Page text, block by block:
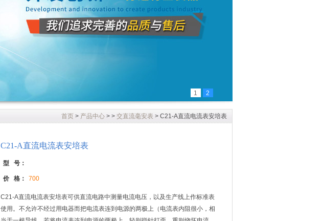
1 2
首页 > 产品中心 > > 交直流毫安表 > C21-A直流电流表安培表
C21-A直流电流表安培表
型 号：
价 格： 700
C21-A直流电流表安培表可供直流电路中测量电流电压，以及生产线上作标准表
使用。不允许不经过用电器而把电流表连到电源的两极上（电流表内阻很小，相